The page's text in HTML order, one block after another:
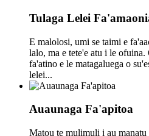
Tulaga Lelei
E malolosi, umi se taimi e
lalo, ma e tete'e atu i le ofuina.
fa'atino e le matagaluega o
lelei...
Auaunaga Fa'apitoa
Matou te mulimuli i au manatu